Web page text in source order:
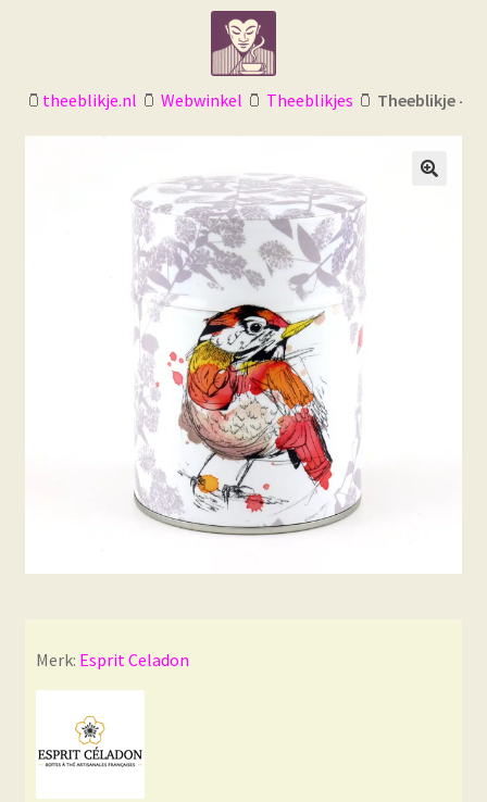
navigatie
inhoud
🫙 theeblikje.nl 🫙 Webwinkel 🫙 Theeblikjes 🫙 Theeblikje –
Merk: Esprit Celadon